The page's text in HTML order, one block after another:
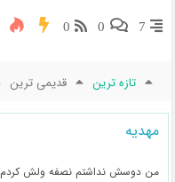
7
0
0
تازه ترین قدیمی ترین
مهدیه
من دوسش نداشتم نصفه ولش کردم